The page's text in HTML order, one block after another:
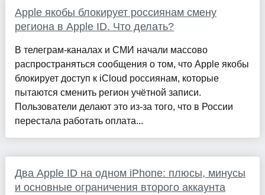
Apple якобы блокирует россиянам смену
региона в Apple ID. Что делать?
В телеграм-каналах и СМИ начали массово
распространяться сообщения о том, что Apple якобы
блокирует доступ к iCloud россиянам, которые
пытаются сменить регион учётной записи.
Пользователи делают это из-за того, что в России
перестала работать оплата...
Два Apple ID на одном iPhone: плюсы, минусы
и основные ограничения второго аккаунта